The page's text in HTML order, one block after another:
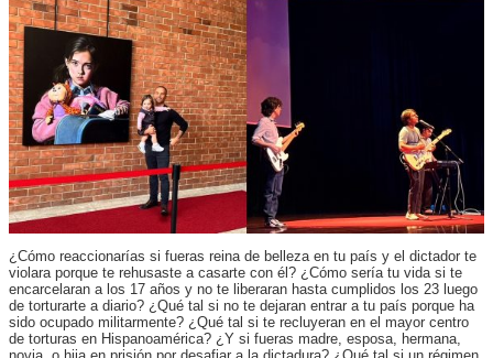
¿Cómo reaccionarías si fueras reina de belleza en tu país y el dictador te
violara porque te rehusaste a casarte con él? ¿Cómo sería tu vida si te
encarcelaran a los 17 años y no te liberaran hasta cumplidos los 23 luego
de torturarte a diario? ¿Qué tal si no te dejaran entrar a tu país porque ha
sido ocupado militarmente? ¿Qué tal si te recluyeran en el mayor centro
de torturas en Hispanoamérica? ¿Y si fueras madre, esposa, hermana,